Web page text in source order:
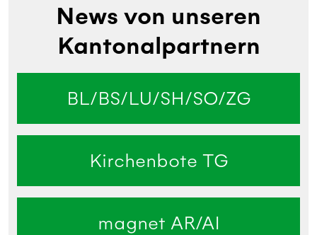
News von unseren
Kantonalpartnern
BL/BS/LU/SH/SO/ZG
Kirchenbote TG
magnet AR/AI